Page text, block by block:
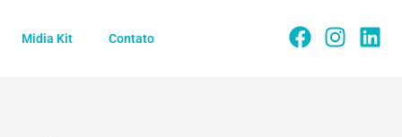
Midia Kit Contato